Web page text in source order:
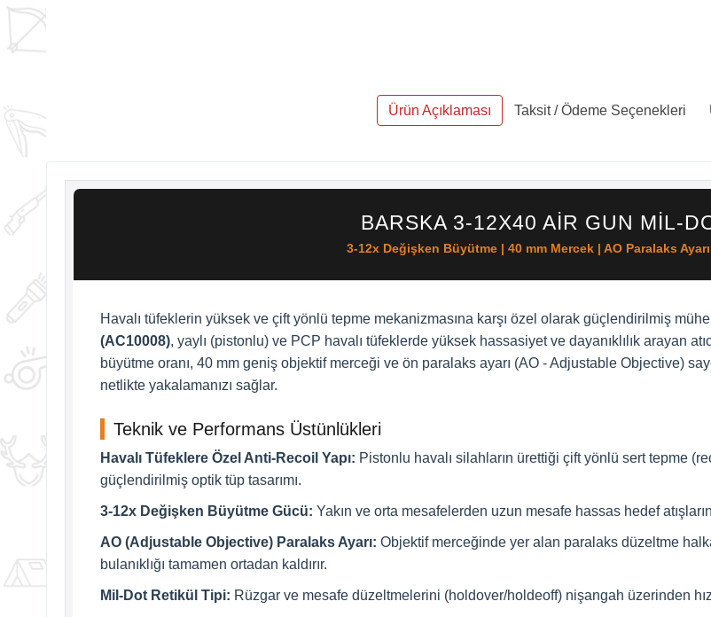
Ürün Açıklaması Taksit / Ödeme Seçenekleri
BARSKA 3-12X40 AIR GUN MIL-
3-12x Değişken Büyütme | 40 mm Mercek | AO Paralaks Ayarı
Havalı tüfeklerin yüksek ve çift yönlü tepme mekanizmasına karşı özel olarak güçlendirilmiş
(AC10008), yaylı (pistonlu) ve PCP havalı tüfeklerde yüksek hassasiyet ve dayanıklılık arayan
büyütme oranı, 40 mm geniş objektif merceği ve ön paralaks ayarı (AO - Adjustable Objective)
netlikte yakalamanızı sağlar.
Teknik ve Performans Üstünlükleri
Havalı Tüfeklere Özel Anti-Recoil Yapı: Pistonlu havalı silahların ürettiği çift yönlü sert tepme
güçlendirilmiş optik tüp tasarımı.
3-12x Değişken Büyütme Gücü: Yakın ve orta mesafelerden uzun mesafe hassas hedef
AO (Adjustable Objective) Paralaks Ayarı: Objektif merceğinde yer alan paralaks düzeltme
bulanıklığı tamamen ortadan kaldırır.
Mil-Dot Retikül Tipi: Rüzgar ve mesafe düzeltmelerini (holdover/holdeoff) nişangah üzerinden